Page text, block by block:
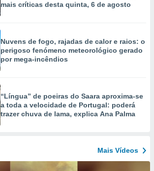
mais críticas desta quinta, 6 de agosto
Nuvens de fogo, rajadas de calor e raios: o
perigoso fenómeno meteorológico gerado
por mega-incêndios
“Língua” de poeiras do Saara aproxima-se
a toda a velocidade de Portugal: poderá
trazer chuva de lama, explica Ana Palma
Mais Vídeos